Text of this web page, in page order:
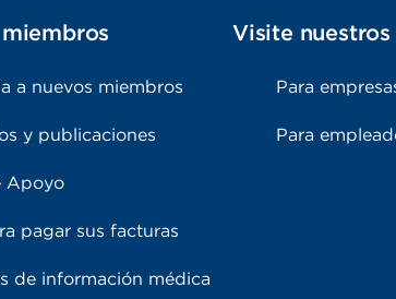
a nuevos miembros
y publicaciones
Apoyo
pagar sus facturas
de información médica
Visite
Para
Para